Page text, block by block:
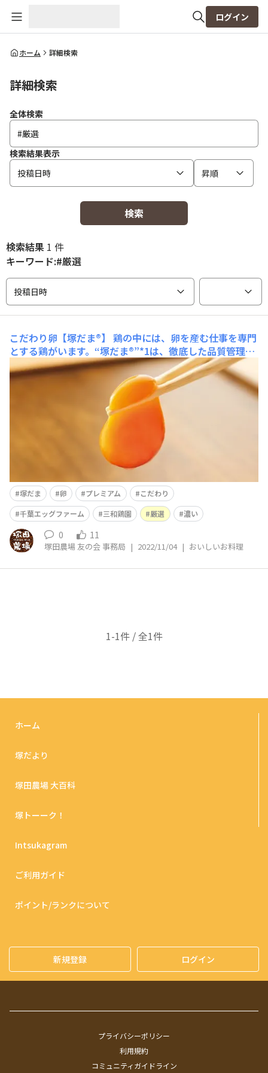
全体検索
ログイン
ホーム 詳細検索
詳細検索
全体検索
検索結果表示
投稿日時
昇順
検索
検索結果 1 件
キーワード:#厳選
投稿日時
こだわり卵【塚だま®】 鶏の中には、卵を産む仕事を専門
とする鶏がいます。“塚だま®”*1は、徹底した品質管理と
迅速な出荷体制で、黄身も白身も鮮度が高い状態で店舗ま
で届きます。食欲をそそる濃い色の黄身は、見た目からし
て濃厚さを感じます。味ももちろん通常の卵に比べてコク
と濃さをしっかりと感じるうえに、ビタミンEを通常の卵
塚だま 卵 プレミアム
こだわり
千葉エッグファーム
三和鶏園 厳選 濃い
0 11
塚田農場 友の会 事務局 | 2022/11/04 | おいしいお料理
1-1件 / 全1件
ホーム
塚だより
塚田農場 大百科
塚トーーク！
Intsukagram
ご利用ガイド
ポイント/ランクについて
新規登録 ログイン
プライバシーポリシー
利用規約
コミュニティガイドライン